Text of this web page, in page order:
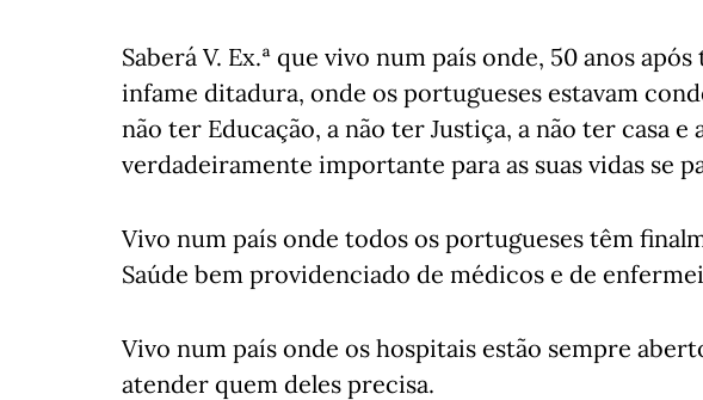
Saberá V. Ex.ª que vivo num país onde, 50 anos
infame ditadura, onde os portugueses estavam
não ter Educação, a não ter Justiça, a não ter casa e
verdadeiramente importante para as suas vidas se
Vivo num país onde todos os portugueses têm
Saúde bem providenciado de médicos e de
Vivo num país onde os hospitais estão sempre
atender quem deles precisa.